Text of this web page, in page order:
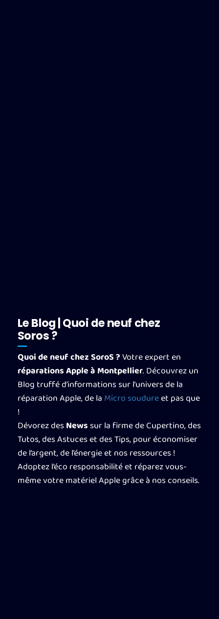
Le Blog | Quoi de neuf chez
Soros ?
Quoi de neuf chez SoroS ?Votre expert en
réparations Apple à Montpellier. Découvrez un
Blog truffé d’informations sur l’univers de la
réparation Apple, de la Micro soudureet pas que
!
Dévorez desNews sur la firme de Cupertino, des
Tutos, des Astuces et des Tips, pour économiser
de l’argent, de l’énergie et nos ressources !
Adoptez l’éco responsabilité et réparez vous-
même votre matériel Apple grâce à nos conseils.